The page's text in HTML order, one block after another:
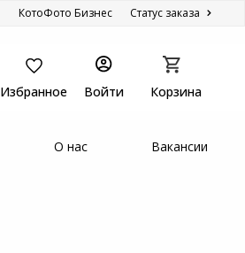
КотоФото Бизнес Статус заказа
Корзина
Войти
Избранное
О нас Вакансии